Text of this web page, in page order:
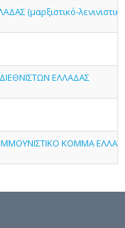
(μαρξιστικό-
ΕΛΛΑΔΑΣ
ΚΟΜΜΑ